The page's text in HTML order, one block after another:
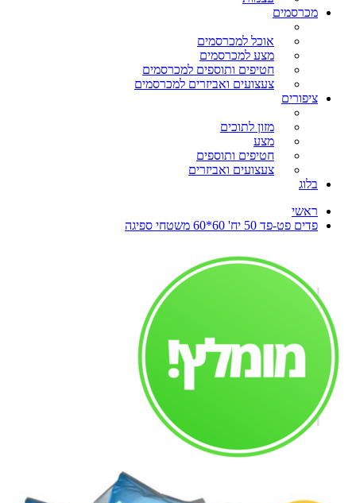
מכרסמים
אוכל למכרסמים
מצע למכרסמים
חטיפים ותוספים למכרסמים
צעצועים ואביזרים למכרסמים
ציפורים
מזון לתוכים
מצע
חטיפים ותוספים
צעצועים ואביזרים
בלוג
ראשי
פדים פט-פד 50 יח' 60*60 משטחי ספיגה